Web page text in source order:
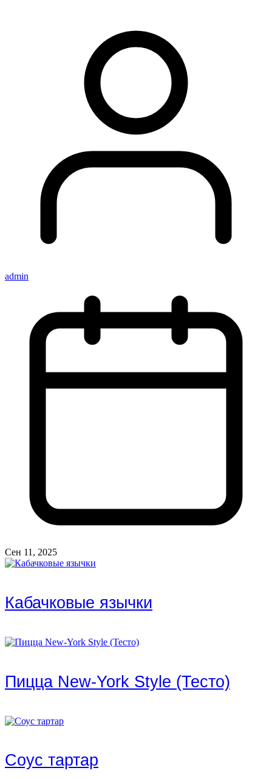
admin
Сен 11, 2025
Кабачковые язычки
Пицца New-York Style (Тесто)
Соус тартар